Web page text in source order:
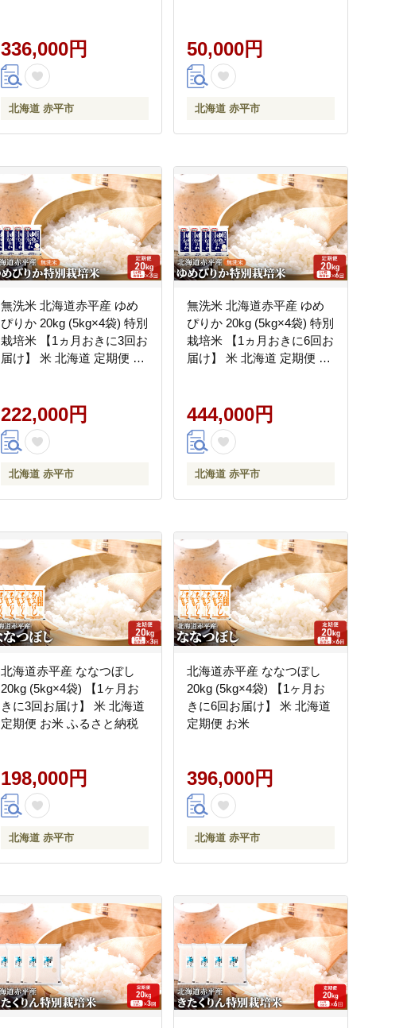
336,000円
北海道 赤平市
50,000円
北海道 赤平市
無洗米 北海道赤平産 ゆめ
ぴりか 20kg (5kg×4袋) 特別
栽培米 【1ヵ月おきに3回お
届け】 米 北海道 定期便 お
222,000円
北海道 赤平市
無洗米 北海道赤平産 ゆめ
ぴりか 20kg (5kg×4袋) 特別
栽培米 【1ヵ月おきに6回お
届け】 米 北海道 定期便 ふ
444,000円
北海道 赤平市
北海道赤平産 ななつぼし
20kg (5kg×4袋) 【1ヶ月お
きに3回お届け】 米 北海道
定期便 お米 ふるさと納税
198,000円
北海道 赤平市
北海道赤平産 ななつぼし
20kg (5kg×4袋) 【1ヶ月お
きに6回お届け】 米 北海道
定期便 お米
396,000円
北海道 赤平市